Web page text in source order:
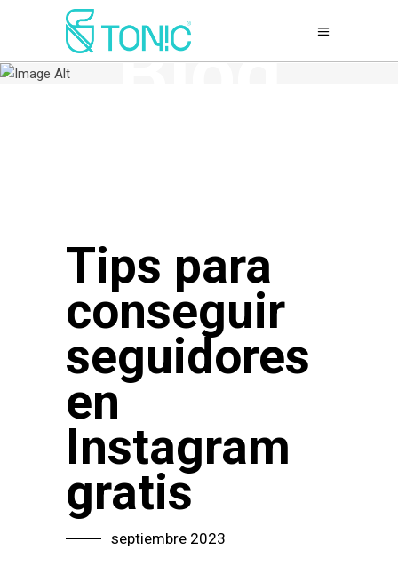
Blog
Tips para
conseguir
seguidores
en
Instagram
gratis
septiembre 2023